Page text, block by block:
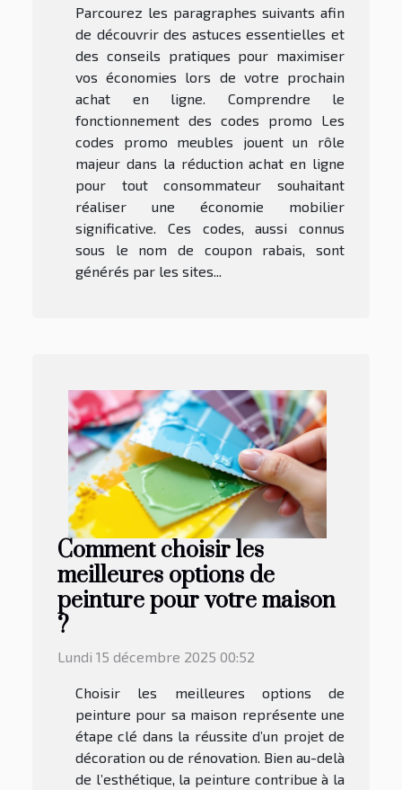
Parcourez les paragraphes suivants afin
de découvrir des astuces essentielles et
des conseils pratiques pour maximiser
vos économies lors de votre prochain
achat en ligne. Comprendre le
fonctionnement des codes promo Les
codes promo meubles jouent un rôle
majeur dans la réduction achat en ligne
pour tout consommateur souhaitant
réaliser une économie mobilier
significative. Ces codes, aussi connus
sous le nom de coupon rabais, sont
générés par les sites...
Comment choisir les
meilleures options de
peinture pour votre maison
?
Lundi 15 décembre 2025 00:52
Choisir les meilleures options de
peinture pour sa maison représente une
étape clé dans la réussite d’un projet de
décoration ou de rénovation. Bien au-delà
de l’esthétique, la peinture contribue à la